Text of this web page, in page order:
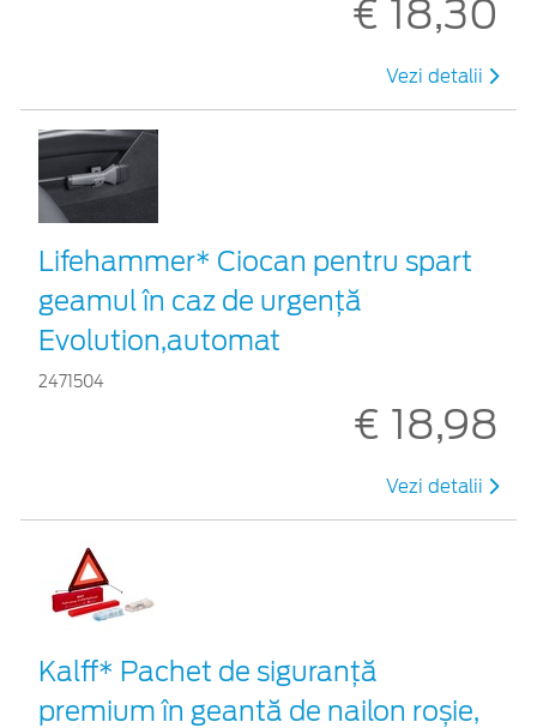
€ 18,30
Vezi detalii
Lifehammer* Ciocan pentru spart
geamul în caz de urgenţă
Evolution,automat
2471504
€ 18,98
Vezi detalii
Kalff* Pachet de siguranţă
premium în geantă de nailon roșie,